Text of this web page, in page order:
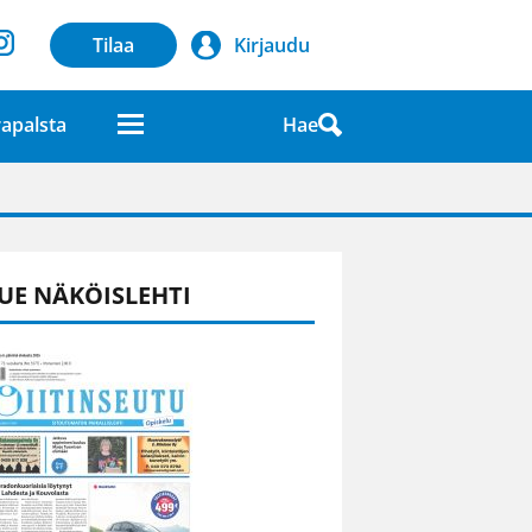
Tilaa Kirjaudu
Hae
lehdessä
NÄKÖISLEHTI